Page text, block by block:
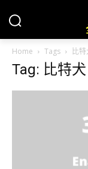
Home Tags 比特
Tag: 比特犬